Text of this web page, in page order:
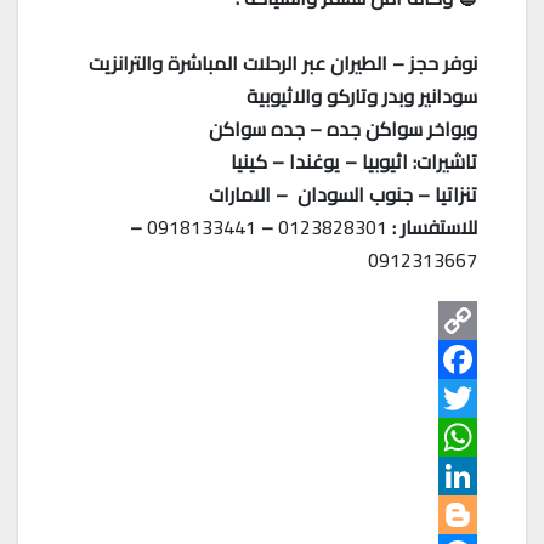
نوفر حجز – الطيران عبر الرحلات المباشرة والترانزيت
سودانير وبدر وتاركو والاثيوبية
وبواخر سواكن جده – جده سواكن
تاشيرات: اثيوبيا – يوغندا – كينيا
تنزاتيا – جنوب السودان – الامارات
للاستفسار : 0123828301
–
0918133441
–
0912313667
C
o
p
y
L
F
a
c
e
T
w
W
hL